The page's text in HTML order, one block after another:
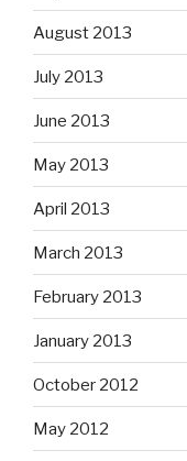
August 2013
July 2013
June 2013
May 2013
April 2013
March 2013
February 2013
January 2013
October 2012
May 2012